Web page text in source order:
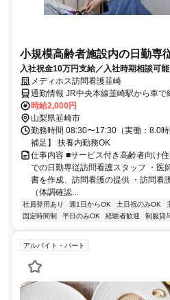
小規模高齢者施設内の日勤専
入社祝金10万円支給／入社時期相談可
1日～就業可能
メディホス訪問看護韮崎
通勤情報 JR中央本線韮崎駅から車で
時給2,000円
山梨県韮崎市
勤務時間 08:30〜17:30（実働：8.0
補足】 扶養内勤務OK
仕事内容 ■サービス付き高齢者向け
での日勤専従訪問看護スタッフ ・医
書を作成、訪問看護の提供 ・訪問看
（体調確認...
社員登用あり 週1日からOK 土日祝のみOK
固定時間制
平日のみOK 経験者歓迎 制服貸
アルバイト・パート